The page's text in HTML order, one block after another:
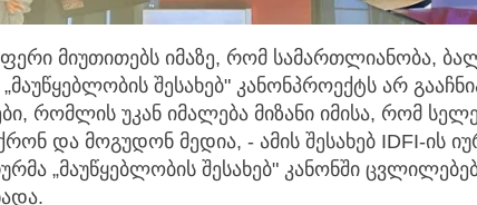
მიუთითებს იმაზე, რომ სამართლიანობა,
„მაუწყებლობის შესახებ" კანონპროექტს არ
რომლის უკან იმალება მიზანი იმისა, რომ
და მოგუდონ მედია, - ამის შესახებ IDFI-ის
„მაუწყებლობის შესახებ" კანონში